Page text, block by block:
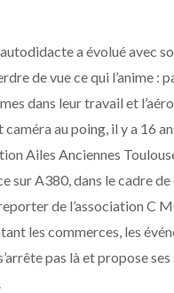
a évolué avec
de vue ce qui l’anime
dans leur travail et
au poing, il y a 16
Ailes Anciennes
sur A380, dans le cadre
de l’association C
les commerces, les
pas là et propose